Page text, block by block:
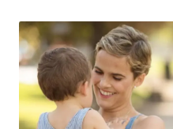
F
ar
á
n
Brava,
Gran
Hermano
-